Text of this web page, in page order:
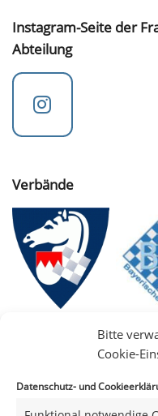
Bitte
Cookie-
Datenschutz- und
Instagram-Seite der
Abteilung
Verbände